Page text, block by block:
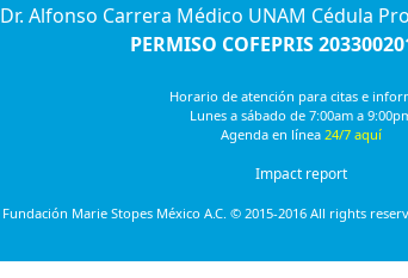
Dr. Alfonso Carrera Médico UNAM Cédula
PERMISO COFEPRIS
Horario de atención para citas e
Lunes a sábado de 7:00am a
Agenda en línea 24/7 aquí
Impact report
Fundación Marie Stopes México A.C. © 2015-2016 All rights